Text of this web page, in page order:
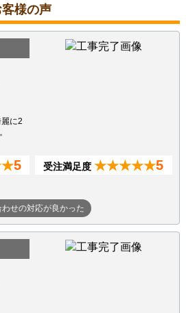
様の声
に2
5 受注満足度 ★★★★★5
わせの対応が良かった